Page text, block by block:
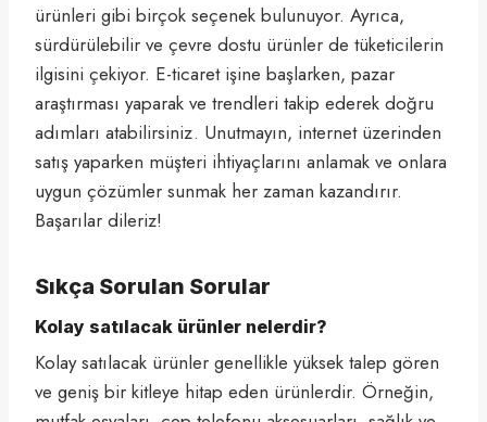
ürünleri gibi birçok seçenek bulunuyor. Ayrıca,
sürdürülebilir ve çevre dostu ürünler de tüketicilerin
ilgisini çekiyor. E-ticaret işine başlarken, pazar
araştırması yaparak ve trendleri takip ederek doğru
adımları atabilirsiniz. Unutmayın, internet üzerinden
satış yaparken müşteri ihtiyaçlarını anlamak ve onlara
uygun çözümler sunmak her zaman kazandırır.
Başarılar dileriz!
Sıkça Sorulan Sorular
Kolay satılacak ürünler nelerdir?
Kolay satılacak ürünler genellikle yüksek talep gören
ve geniş bir kitleye hitap eden ürünlerdir. Örneğin,